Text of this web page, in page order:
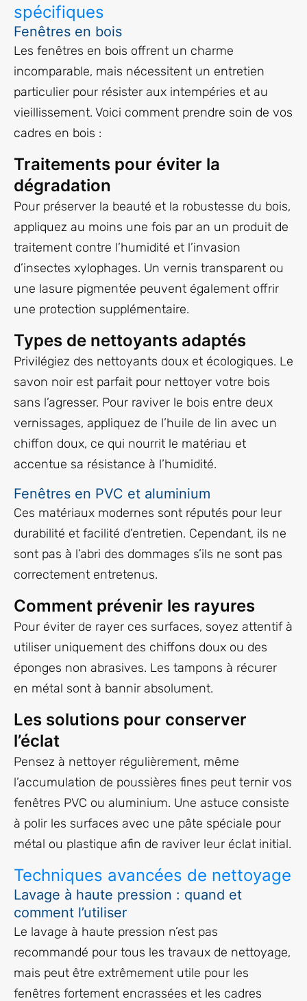
spécifiques
Fenêtres en bois
Les fenêtres en bois offrent un charme
incomparable, mais nécessitent un entretien
particulier pour résister aux intempéries et au
vieillissement. Voici comment prendre soin de vos
cadres en bois :
Traitements pour éviter la
dégradation
Pour préserver la beauté et la robustesse du bois,
appliquez au moins une fois par an un produit de
traitement contre l’humidité et l’invasion
d’insectes xylophages. Un vernis transparent ou
une lasure pigmentée peuvent également offrir
une protection supplémentaire.
Types de nettoyants adaptés
Privilégiez des nettoyants doux et écologiques. Le
savon noir est parfait pour nettoyer votre bois
sans l’agresser. Pour raviver le bois entre deux
vernissages, appliquez de l’huile de lin avec un
chiffon doux, ce qui nourrit le matériau et
accentue sa résistance à l’humidité.
Fenêtres en PVC et aluminium
Ces matériaux modernes sont réputés pour leur
durabilité et facilité d’entretien. Cependant, ils ne
sont pas à l’abri des dommages s’ils ne sont pas
correctement entretenus.
Comment prévenir les rayures
Pour éviter de rayer ces surfaces, soyez attentif à
utiliser uniquement des chiffons doux ou des
éponges non abrasives. Les tampons à récurer
en métal sont à bannir absolument.
Les solutions pour conserver
l’éclat
Pensez à nettoyer régulièrement, même
l’accumulation de poussières fines peut ternir vos
fenêtres PVC ou aluminium. Une astuce consiste
à polir les surfaces avec une pâte spéciale pour
métal ou plastique afin de raviver leur éclat initial.
Techniques avancées de nettoyage
Lavage à haute pression : quand et
comment l’utiliser
Le lavage à haute pression n’est pas
recommandé pour tous les travaux de nettoyage,
mais peut être extrêmement utile pour les
fenêtres fortement encrassées et les cadres